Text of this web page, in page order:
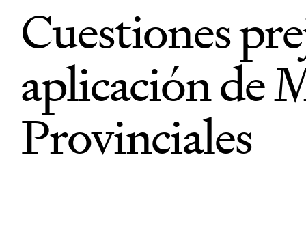
Cuestiones
aplicación de
Provinciales